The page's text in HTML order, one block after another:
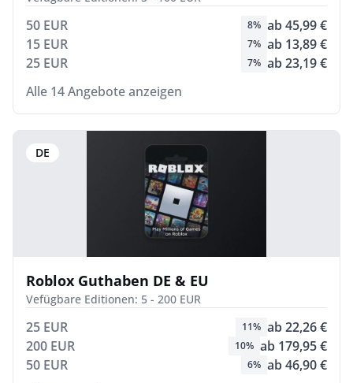
50 EUR 8% ab 45,99 €
15 EUR
7% ab 13,89 €
25 EUR
7% ab 23,19 €
Alle 14 Angebote anzeigen
DE
Roblox Guthaben DE & EU
Vefügbare Editionen: 5 - 200 EUR
25 EUR 11% ab 22,26 €
200 EUR
10% ab 179,95 €
50 EUR
6% ab 46,90 €